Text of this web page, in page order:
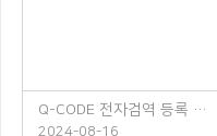
Q-CODE 전자검역 등록 안내
2024-08-16